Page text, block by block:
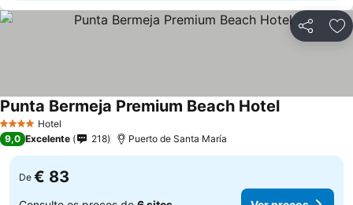
Partilhar
4 EstrelasHotel
Punta Bermeja Premium Beach Hotel
9,0 Excelente 218 Puerto de Santa María
De € 83